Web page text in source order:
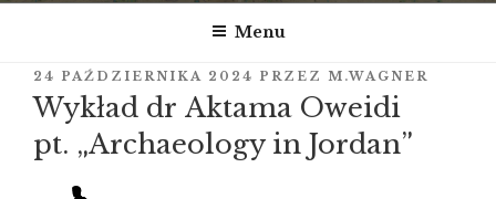
Menu
OPUBLIKOWANE
W
24 PAŹDZIERNIKA 2024 PRZEZ M.WAGNER
Wykład dr Aktama Oweidi
pt. „Archaeology in Jordan”